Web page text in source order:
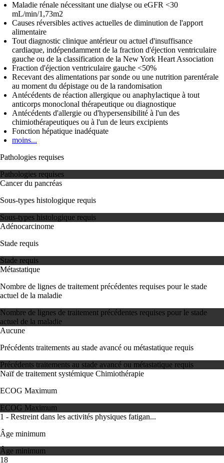
Maladie rénale nécessitant une dialyse ou eGFR <30
mL/min/1,73m2
Causes réversibles actives actuelles de diminution de l'apport
alimentaire
Tout diagnostic clinique antérieur ou actuel d'insuffisance
cardiaque, indépendamment de la fraction d'éjection ventriculaire
gauche ou de la classification de la New York Heart Association
Fraction d'éjection ventriculaire gauche <50%
Recevant des alimentations par sonde ou une nutrition parentérale
au moment du dépistage ou de la randomisation
Antécédents de réaction allergique ou anaphylactique à tout
anticorps monoclonal thérapeutique ou diagnostique
Antécédents d'allergie ou d'hypersensibilité à l'un des
chimiothérapeutiques ou à l'un de leurs excipients
Fonction hépatique inadéquate
moins...
Pathologies requises
Pathologies requises
Cancer du pancréas
Sous-types histologique requis
Sous-types histologique requis
Adénocarcinome
Stade requis
Stade requis
Métastatique
Nombre de lignes de traitement précédentes requises pour le stade
actuel de la maladie
Nombre de lignes de traitement précédentes requises pour le stade
actuel de la maladie
Aucune
Précédents traitements au stade avancé ou métastatique requis
Précédents traitements au stade avancé ou métastatique requis
Naïf de traitement systémique Chimiothérapie
ECOG Maximum
ECOG Maximum
1 - Restreint dans les activités physiques fatigan...
Âge minimum
Âge minimum
18